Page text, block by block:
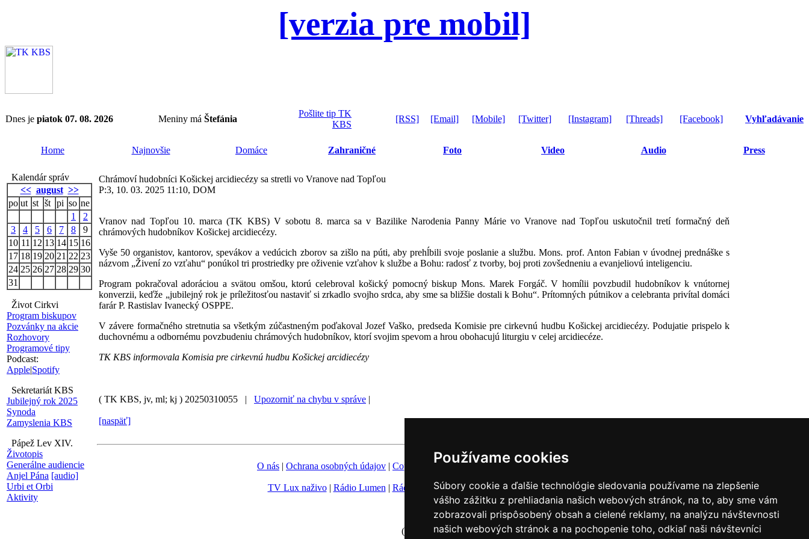
Používame cookies
Súbory cookie a ďalšie technológie sledovania používame na zlepšenie
vášho zážitku z prehliadania našich webových stránok, na to, aby sme vám
zobrazovali prispôsobený obsah a cielené reklamy, na analýzu návštevnosti
našich webových stránok a na pochopenie toho, odkiaľ naši návštevníci
[verzia pre mobil]
Dnes je piatok 07. 08. 2026 Meniny má Štefánia
Pošlite tip TK
KBS
[RSS] [Email] [Mobile] [Twitter] [Instagram] [Threads] [Facebook] Vyhľadávanie
Home Najnovšie Domáce Zahraničné Foto Video Audio Press
Kalendár správ
<< august >>
po ut st št pi so ne
1
2
3
4 5 6 7 8
9
10 11 12 13 14 15 16
17 18 19 20 21 22 23
24 25 26 27 28 29 30
31
Život Cirkvi
Program biskupov
Pozvánky na akcie
Rozhovory
Programové tipy
Podcast:
Apple|Spotify
Sekretariát KBS
Jubilejný rok 2025
Synoda
Zamyslenia KBS
Pápež Lev XIV.
Životopis
Generálne audiencie
Anjel Pána [audio]
Urbi et Orbi
Aktivity
Chrámoví hudobníci Košickej arcidiecézy sa stretli vo Vranove nad Topľou
P:3, 10. 03. 2025 11:10, DOM
Vranov nad Topľou 10. marca (TK KBS) V sobotu 8. marca sa v Bazilike Narodenia Panny Márie vo Vranove nad Topľou uskutočnil tretí formačný deň
chrámových hudobníkov Košickej arcidiecézy.
Vyše 50 organistov, kantorov, spevákov a vedúcich zborov sa zišlo na púti, aby prehĺbili svoje poslanie a službu. Mons. prof. Anton Fabian v úvodnej prednáške s
názvom „Živení zo vzťahu“ ponúkol tri prostriedky pre oživenie vzťahov k službe a Bohu: radosť z tvorby, boj proti zovšedneniu a evanjeliovú inteligenciu.
Program pokračoval adoráciou a svätou omšou, ktorú celebroval košický pomocný biskup Mons. Marek Forgáč. V homílii povzbudil hudobníkov k vnútornej
konverzii, keďže „jubilejný rok je príležitosťou nastaviť si zrkadlo svojho srdca, aby sme sa bližšie dostali k Bohu“. Prítomných pútnikov a celebranta privítal domáci
farár P. Rastislav Ivanecký OSPPE.
V závere formačného stretnutia sa všetkým zúčastneným poďakoval Jozef Vaško, predseda Komisie pre cirkevnú hudbu Košickej arcidiecézy. Podujatie prispelo k
duchovnému a odbornému povzbudeniu chrámových hudobníkov, ktorí svojim spevom a hrou obohacujú liturgiu v celej arcidiecéze.
TK KBS informovala Komisia pre cirkevnú hudbu Košickej arcidiecézy
( TK KBS, jv, ml; kj ) 20250310055 | Upozorniť na chybu v správe |
[naspäť]
O nás | Ochrana osobných údajov | Copyright | Fotobanka |Hovorca KBS | Zoznam hovorcov diecéz
TV Lux naživo| Rádio Lumen | Rádio Vatikán|SSV|Katolícke noviny|Výveska|Do kostola
Nastavenie Cookies
(c) TK KBS 2003 - 2026